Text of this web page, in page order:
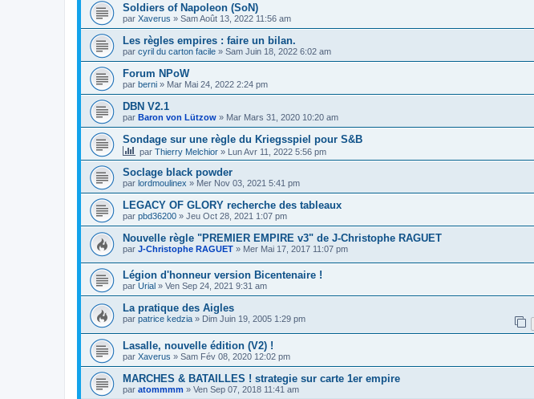
Soldiers of Napoleon (SoN)
par Xaverus » Sam Août 13, 2022 11:56 am
Les règles empires : faire un bilan.
par cyril du carton facile » Sam Juin 18, 2022 6:02 am
Forum NPoW
par berni » Mar Mai 24, 2022 2:24 pm
DBN V2.1
par Baron von Lützow » Mar Mars 31, 2020 10:20 am
Sondage sur une règle du Kriegsspiel pour S&B
par Thierry Melchior » Lun Avr 11, 2022 5:56 pm
Soclage black powder
par lordmoulinex » Mer Nov 03, 2021 5:41 pm
LEGACY OF GLORY recherche des tableaux
par pbd36200 » Jeu Oct 28, 2021 1:07 pm
Nouvelle règle "PREMIER EMPIRE v3" de J-Christophe RAGUET
par J-Christophe RAGUET » Mer Mai 17, 2017 11:07 pm
Légion d'honneur version Bicentenaire !
par Urial » Ven Sep 24, 2021 9:31 am
La pratique des Aigles
par patrice kedzia » Dim Juin 19, 2005 1:29 pm
Lasalle, nouvelle édition (V2) !
par Xaverus » Sam Fév 08, 2020 12:02 pm
MARCHES & BATAILLES ! strategie sur carte 1er empire
par atommmm » Ven Sep 07, 2018 11:41 am